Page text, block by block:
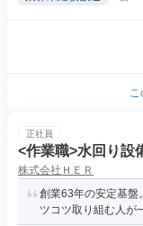
こ
正社員
<作業職>水回り設
株式会社ＨＥＲ
創業63年の安定基盤
ツコツ取り組む人が